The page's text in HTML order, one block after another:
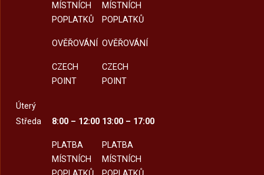
MÍSTNÍCH
POPLATKŮ
OVĚŘOVÁNÍ
CZECH
POINT
MÍSTNÍCH
POPLATKŮ
OVĚŘOVÁNÍ
CZECH
POINT
Úterý
Středa
8:00 – 12:00
PLATBA
MÍSTNÍCH
13:00 – 17:00
PLATBA
MÍSTNÍCH